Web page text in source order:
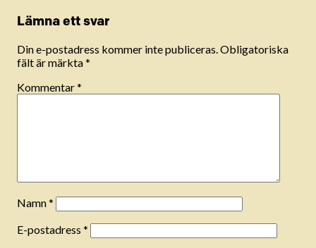
Lämna ett svar
Din e-postadress kommer inte publiceras.Obligatoriska
fält är märkta*
Kommentar*
Namn*
E-postadress *